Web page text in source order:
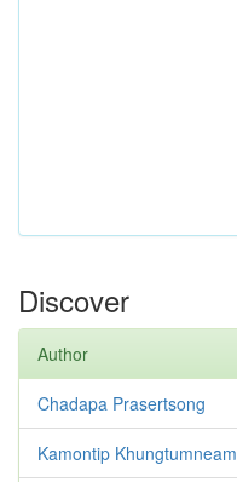
Discover
Author
Chadapa Prasertsong
Kamontip Khungtumneam